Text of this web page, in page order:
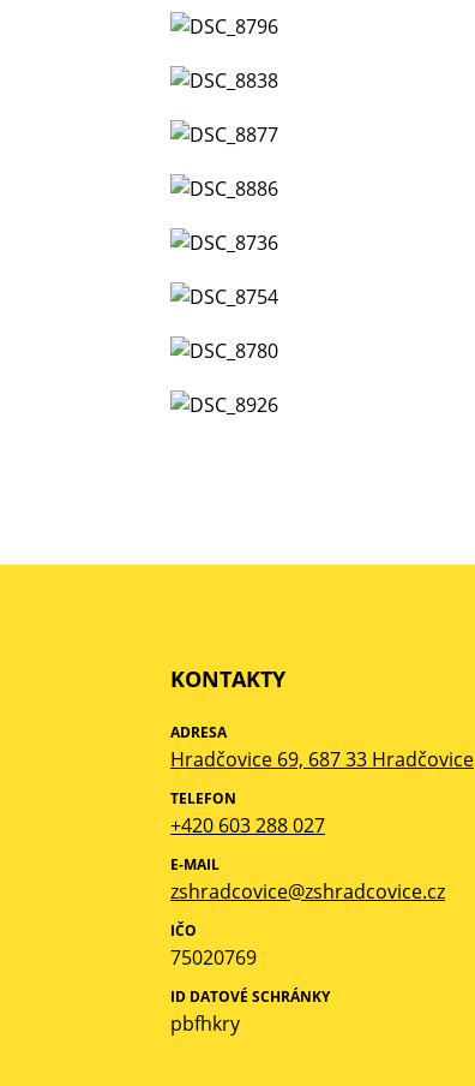
KONTAKTY
ADRESA
Hradčovice 69, 687 33 Hradčovice
TELEFON
+420 603 288 027
E-MAIL
zshradcovice@zshradcovice.cz
IČO
75020769
ID DATOVÉ SCHRÁNKY
pbfhkry